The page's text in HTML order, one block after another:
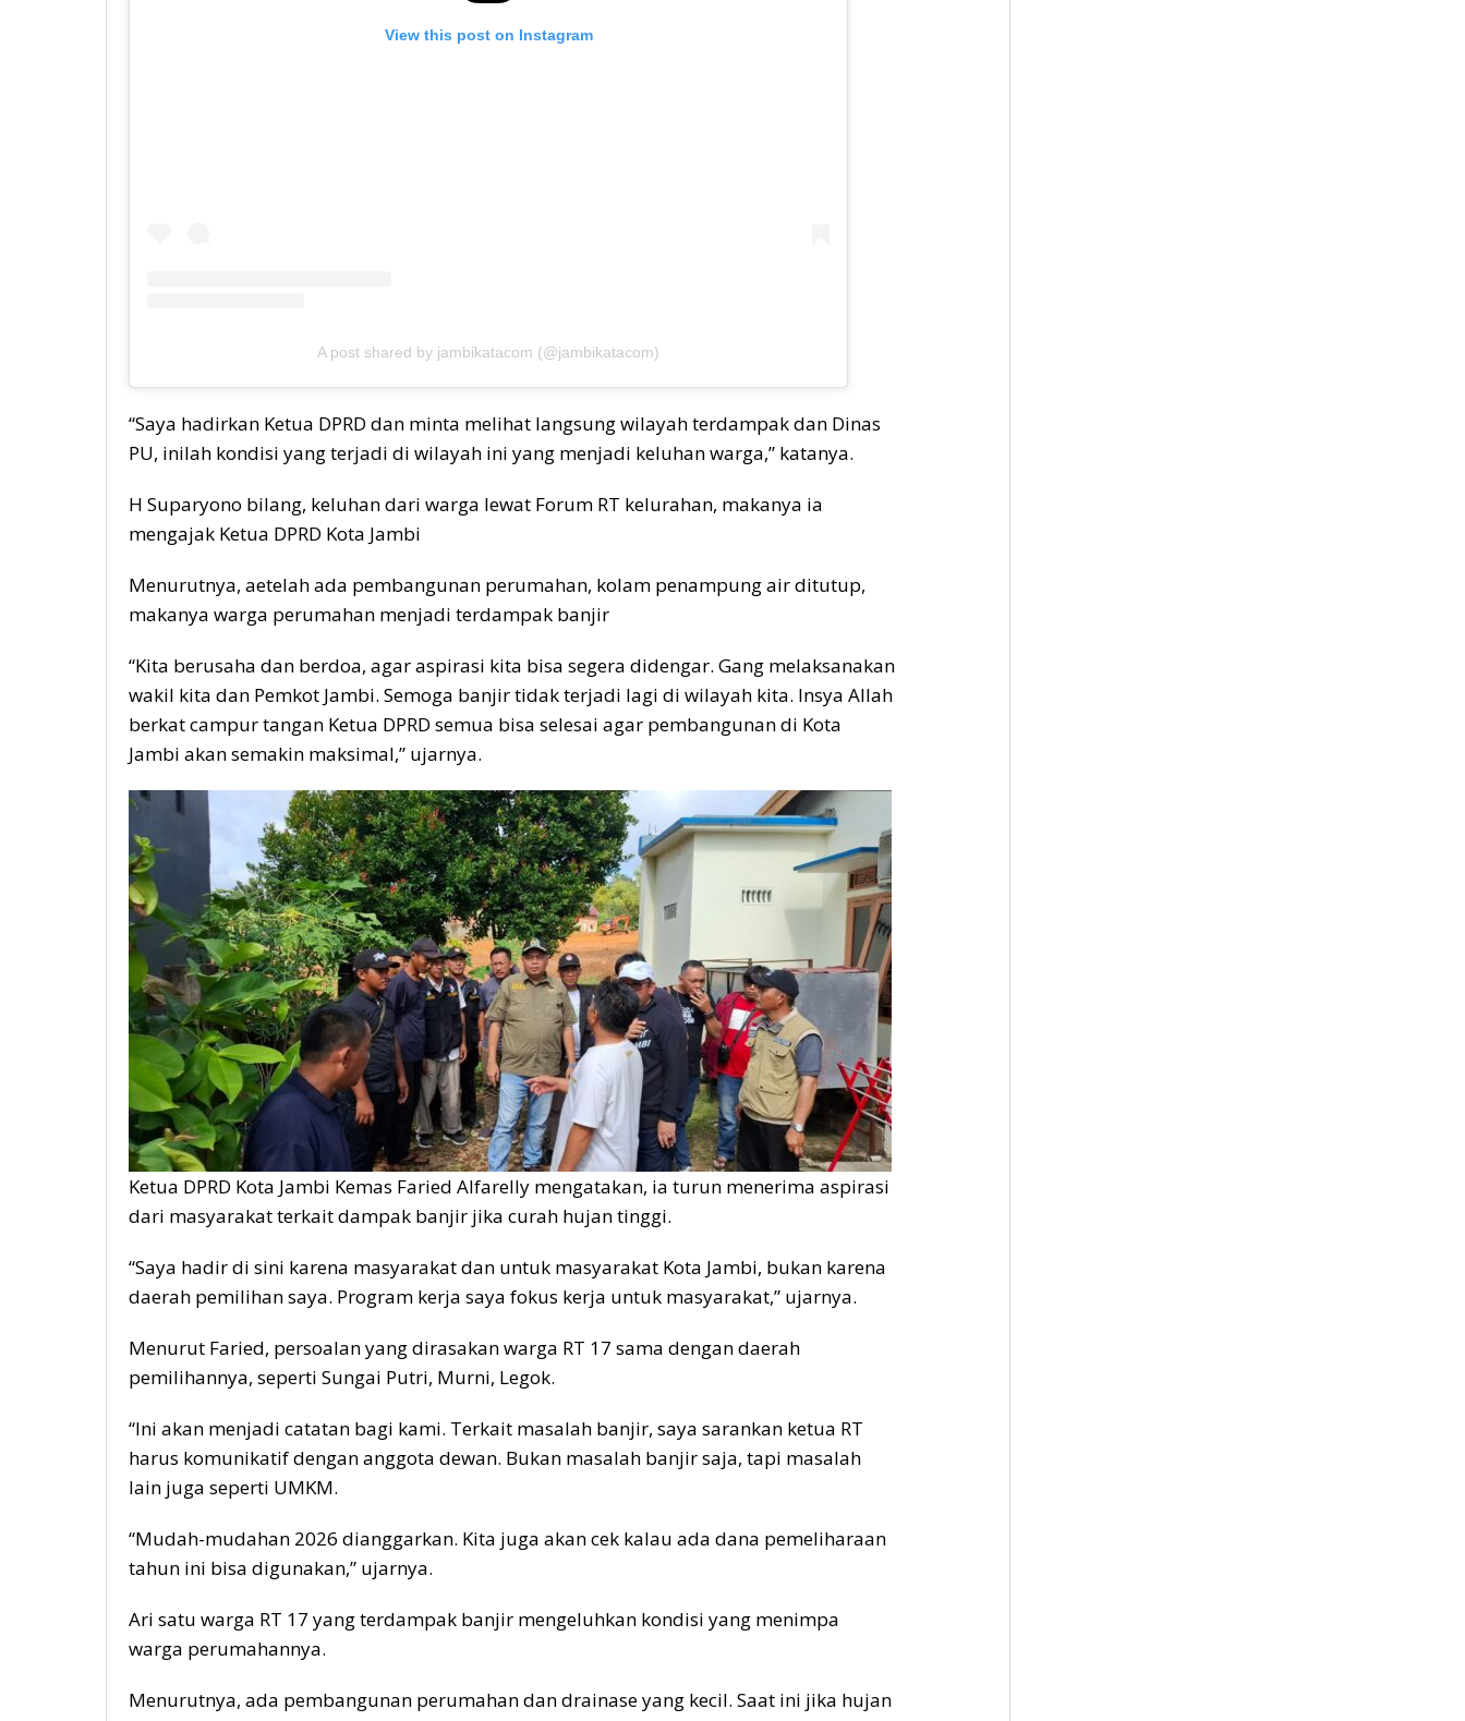
View this post on Instagram
A post shared by jambikatacom (@jambikatacom)
“Saya hadirkan Ketua DPRD dan minta melihat langsung wilayah terdampak dan Dinas
PU, inilah kondisi yang terjadi di wilayah ini yang menjadi keluhan warga,” katanya.
H Suparyono bilang, keluhan dari warga lewat Forum RT kelurahan, makanya ia
mengajak Ketua DPRD Kota Jambi
Menurutnya, aetelah ada pembangunan perumahan, kolam penampung air ditutup,
makanya warga perumahan menjadi terdampak banjir
“Kita berusaha dan berdoa, agar aspirasi kita bisa segera didengar. Gang melaksanakan
wakil kita dan Pemkot Jambi. Semoga banjir tidak terjadi lagi di wilayah kita. Insya Allah
berkat campur tangan Ketua DPRD semua bisa selesai agar pembangunan di Kota
Jambi akan semakin maksimal,” ujarnya.
Ketua DPRD Kota Jambi Kemas Faried Alfarelly mengatakan, ia turun menerima aspirasi
dari masyarakat terkait dampak banjir jika curah hujan tinggi.
“Saya hadir di sini karena masyarakat dan untuk masyarakat Kota Jambi, bukan karena
daerah pemilihan saya. Program kerja saya fokus kerja untuk masyarakat,” ujarnya.
Menurut Faried, persoalan yang dirasakan warga RT 17 sama dengan daerah
pemilihannya, seperti Sungai Putri, Murni, Legok.
“Ini akan menjadi catatan bagi kami. Terkait masalah banjir, saya sarankan ketua RT
harus komunikatif dengan anggota dewan. Bukan masalah banjir saja, tapi masalah
lain juga seperti UMKM.
“Mudah-mudahan 2026 dianggarkan. Kita juga akan cek kalau ada dana pemeliharaan
tahun ini bisa digunakan,” ujarnya.
Ari satu warga RT 17 yang terdampak banjir mengeluhkan kondisi yang menimpa
warga perumahannya.
Menurutnya, ada pembangunan perumahan dan drainase yang kecil. Saat ini jika hujan